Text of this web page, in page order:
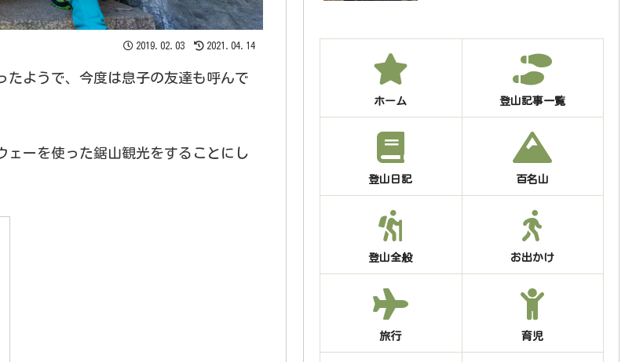
2019.02.03 2021.04.14
たようで、今度は息子の友達も呼んで
ェーを使った鋸山観光をすることにし
ホーム 登山記事一覧
登山日記 百名山
登山全般 お出かけ
旅行 育児